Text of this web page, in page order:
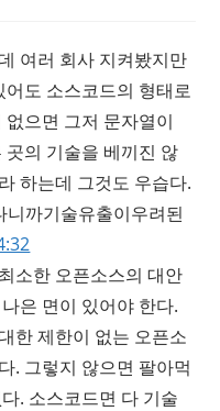
여러 회사 지켜봤지만
도 소스코드의 형태로
으면 그저 문자열이
의 기술을 베끼진 않
하는데 그것도 우습다.
까기술유출이우려된
소한 오픈소스의 대안
은 면이 있어야 한다.
한 제한이 없는 오픈소
. 그렇지 않으면 팔아먹
. 소스코드면 다 기술